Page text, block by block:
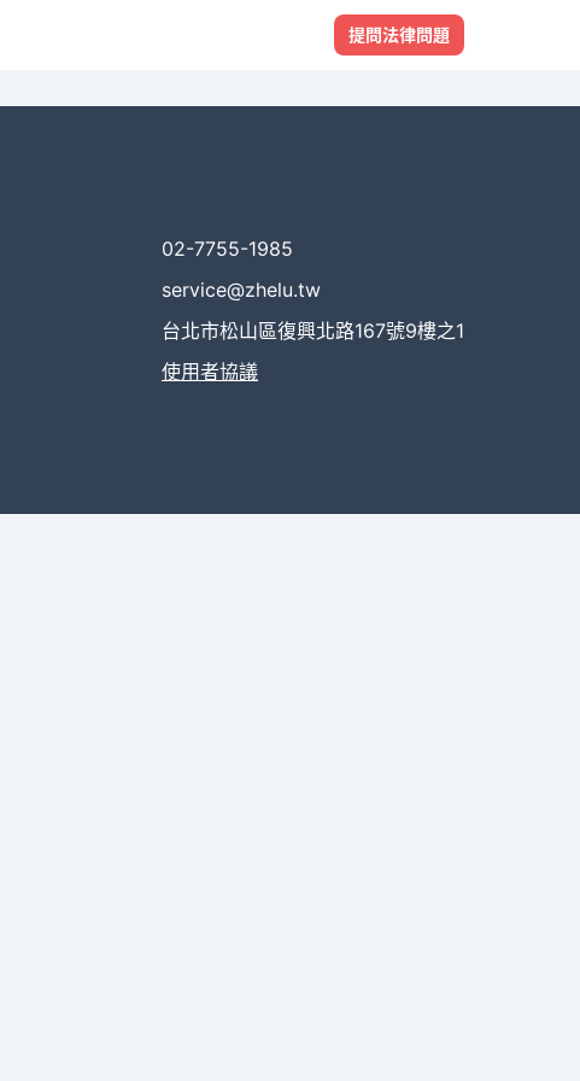
提問法律問題
02-7755-1985
service@zhelu.tw
台北市松山區復興北路167號9樓之1
使用者協議